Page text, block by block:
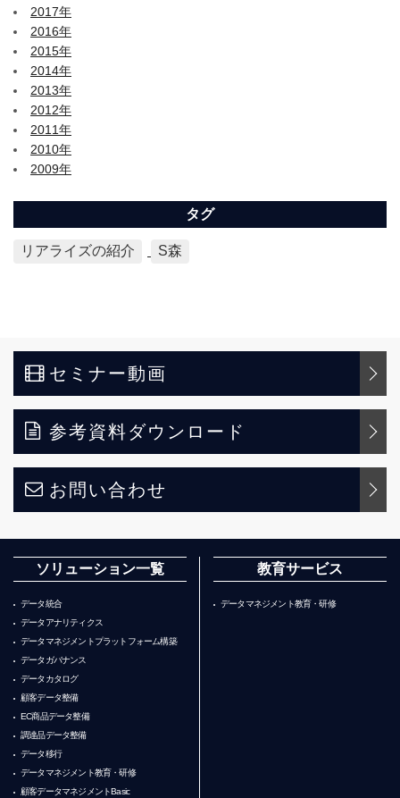
2017年
2016年
2015年
2014年
2013年
2012年
2011年
2010年
2009年
タグ
リアライズの紹介 S森
セミナー動画
参考資料ダウンロード
お問い合わせ
ソリューション一覧
データ統合
データアナリティクス
データマネジメントプラットフォーム構築
データガバナンス
データカタログ
顧客データ整備
EC商品データ整備
調達品データ整備
データ移行
データマネジメント教育・研修
顧客データマネジメントBasic
教育サービス
データマネジメント教育・研修